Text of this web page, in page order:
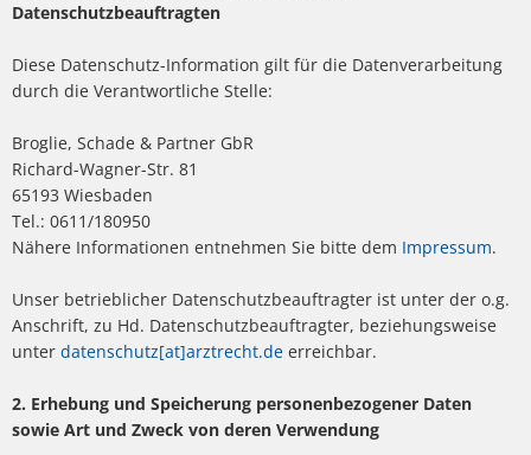
SCHADE-NEWSLETTER
PUBLIKATIONEN
Datenschutzbeauftragten
Diese Datenschutz-Information gilt für die Datenverarbeitung
durch die Verantwortliche Stelle:
Broglie, Schade & Partner GbR
Richard-Wagner-Str. 81
65193 Wiesbaden
Tel.: 0611/180950
Nähere Informationen entnehmen Sie bitte dem Impressum.
Unser betrieblicher Datenschutzbeauftragter ist unter der o.g.
Anschrift, zu Hd. Datenschutzbeauftragter, beziehungsweise
unter datenschutz[at]arztrecht.de erreichbar.
2. Erhebung und Speicherung personenbezogener Daten
sowie Art und Zweck von deren Verwendung